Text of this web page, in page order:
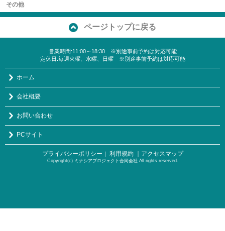
その他
ページトップに戻る
営業時間:11:00～18:30 ※別途事前予約は対応可能
定休日:毎週火曜、水曜、日曜 ※別途事前予約は対応可能
ホーム
会社概要
お問い合わせ
PCサイト
プライバシーポリシー ｜ 利用規約 ｜アクセスマップ
Copyright(c) ミナシアプロジェクト合同会社 All rights reserved.